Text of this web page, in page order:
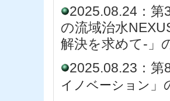
2025.08.24：
の流域治水
解決を求めて-」
2025.08.23：
イノベーション 」